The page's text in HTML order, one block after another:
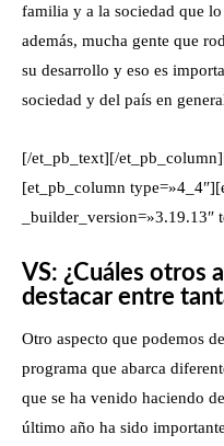
familia y a la sociedad que
además, mucha gente que
su desarrollo y eso es
sociedad y del país en
[/et_pb_text][/
[et_pb_column
VS: ¿Cuáles otros
destacar entre
Otro aspecto que podemos
programa que abarca
que se ha venido haciendo
último año ha sido